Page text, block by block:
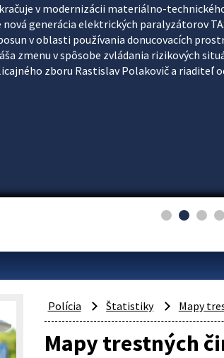
v modernizácii materiálno-
generácia elektrických paralyzátorov
v oblasti používania donucovacích
zmenu v spôsobe zvládania rizikových
zboru Rastislav Polakovič a riaditeľ
Polícia Štatistiky Mapy
Mapy trestných